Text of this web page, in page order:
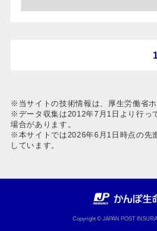
※当サイトの技術情報は、厚生労働省
※データ収集は2012年7月1日より行っ
場合があります。
※本サイトでは2026年6月1日時点の先
しています。
Copyright © JAPAN POST